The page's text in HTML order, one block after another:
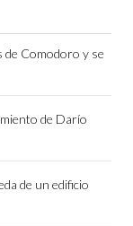
de Comodoro y se
de Darío
de un edificio